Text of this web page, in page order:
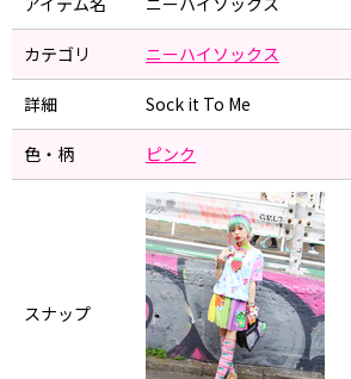
カテゴリ ニーハイソックス
詳細 Sock it To Me
色・柄 ピンク
スナップ